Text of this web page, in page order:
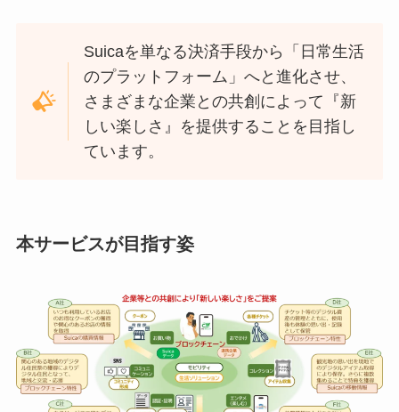
Suicaを単なる決済手段から「日常生活
のプラットフォーム」へと進化させ、
さまざまな企業との共創によって『新
しい楽しさ』を提供することを目指し
ています。
本サービスが目指す姿